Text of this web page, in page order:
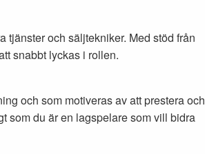
och säljtekniker. Med stöd från
snabbt lyckas i rollen.
och som motiveras av att prestera och
som du är en lagspelare som vill bidra